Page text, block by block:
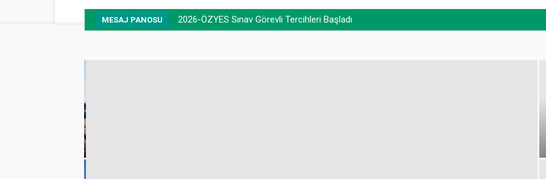
MESAJ PANOSU 2026-ÖZYES Sınav Görevli Tercihleri Başladı